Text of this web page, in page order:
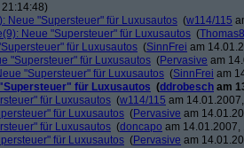
Neue "Supersteuer" für Luxusautos (w114/115
Neue "Supersteuer" für Luxusautos (
für Luxusautos (SinnFrei am
"Supersteuer" für Luxusautos (Pervasive am
"Supersteuer" für Luxusautos (SinnFrei am
für Luxusautos (ddrobesch am
für Luxusautos (w114/115 am
für Luxusautos (Pervasive am
für Luxusautos (doncapo am 14.01.2007,
für Luxusautos (Pervasive am